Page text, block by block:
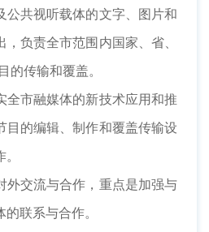
公共视听载体的文字、图片和
负责全市范围内国家、省、
的传输和覆盖。
市融媒体的新技术应用和推
目的编辑、制作和覆盖传输设
交流与合作，重点是加强与
联系与合作。